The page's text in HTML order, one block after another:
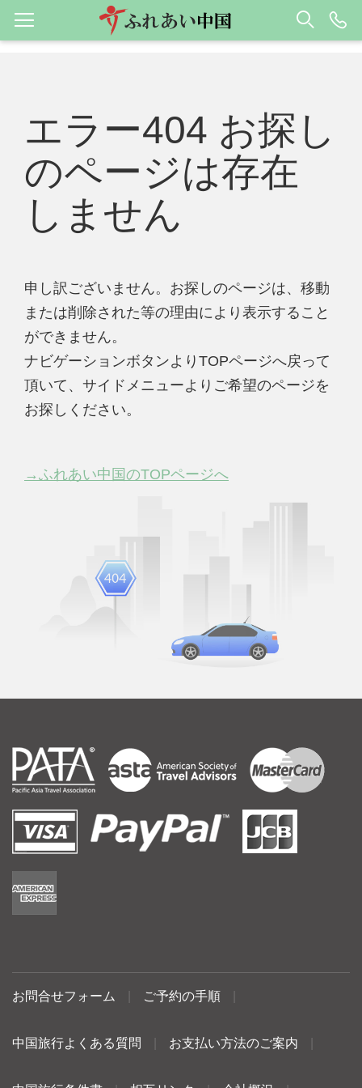
エラー404 お探し
のページは存在
しません
申し訳ございません。お探しのページは、移動
または削除された等の理由により表示すること
ができません。
ナビゲーションボタンよりTOPページへ戻って
頂いて、サイドメニューよりご希望のページを
お探しください。
→ふれあい中国のTOPページへ
お問合せフォーム ご予約の手順
中国旅行よくある質問 お支払い方法のご案内